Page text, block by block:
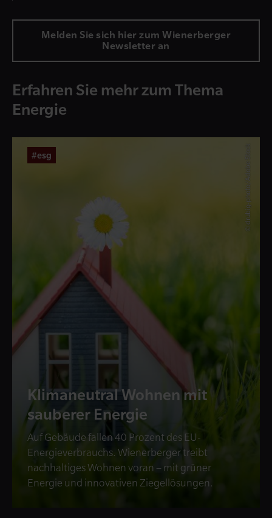
Melden Sie sich hier zum Wienerberger
Newsletter an
Erfahren Sie mehr zum Thema
Energie
© drubig-photo/Adobe Stock
#esg
Klimaneutral Wohnen mit
sauberer Energie
Auf Gebäude fallen 40 Prozent des EU-
Energieverbrauchs. Wienerberger treibt
nachhaltiges Wohnen voran – mit grüner
Energie und innovativen Ziegellösungen.